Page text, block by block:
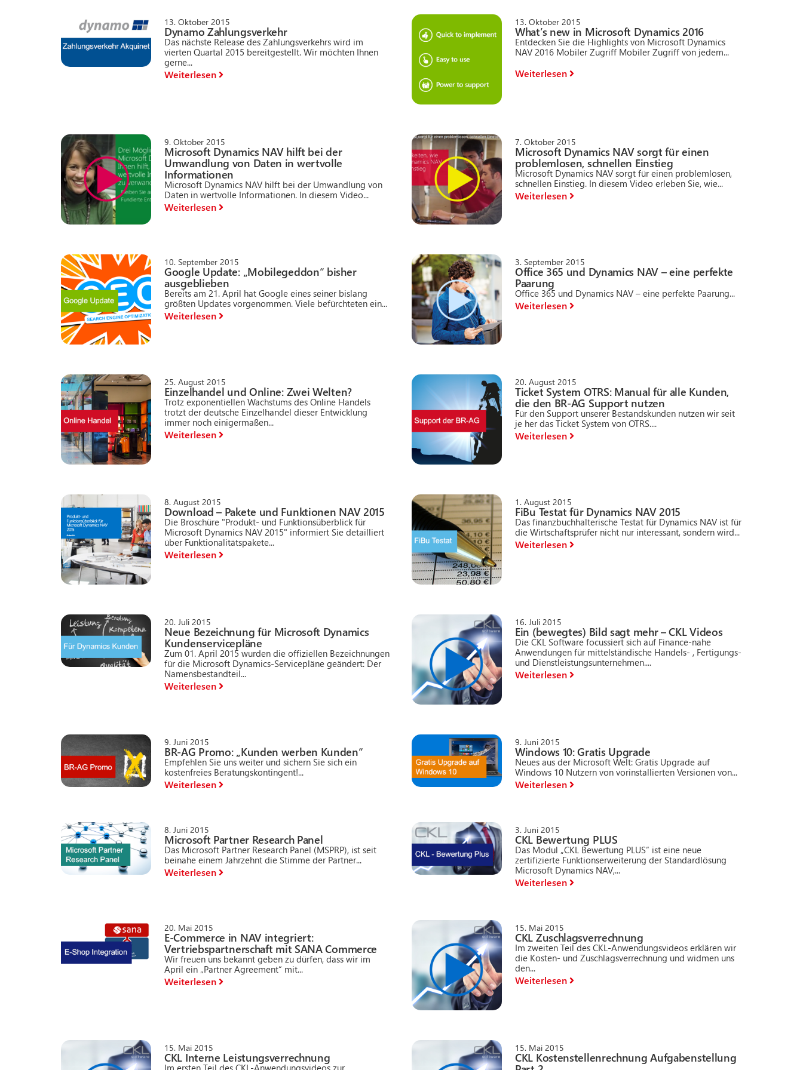
13. Oktober 2015
Dynamo Zahlungsverkehr
Das nächste Release des Zahlungsverkehrs wird im
vierten Quartal 2015 bereitgestellt. Wir möchten Ihnen
gerne...
Weiterlesen
13. Oktober 2015
What’s new in Microsoft Dynamics 2016
Entdecken Sie die Highlights von Microsoft Dynamics
NAV 2016 Mobiler Zugriff Mobiler Zugriff von jedem...
Weiterlesen
9. Oktober 2015
Microsoft Dynamics NAV hilft bei der
Umwandlung von Daten in wertvolle
Informationen
Microsoft Dynamics NAV hilft bei der Umwandlung von
Daten in wertvolle Informationen. In diesem Video...
Weiterlesen
7. Oktober 2015
Microsoft Dynamics NAV sorgt für einen
problemlosen, schnellen Einstieg
Microsoft Dynamics NAV sorgt für einen problemlosen,
schnellen Einstieg. In diesem Video erleben Sie, wie...
Weiterlesen
10. September 2015
Google Update: „Mobilegeddon“ bisher
ausgeblieben
Bereits am 21. April hat Google eines seiner bislang
größten Updates vorgenommen. Viele befürchteten ein...
Weiterlesen
3. September 2015
Office 365 und Dynamics NAV – eine perfekte
Paarung
Office 365 und Dynamics NAV – eine perfekte Paarung...
Weiterlesen
25. August 2015
Einzelhandel und Online: Zwei Welten?
Trotz exponentiellen Wachstums des Online Handels
trotzt der deutsche Einzelhandel dieser Entwicklung
immer noch einigermaßen...
Weiterlesen
20. August 2015
Ticket System OTRS: Manual für alle Kunden,
die den BR-AG Support nutzen
Für den Support unserer Bestandskunden nutzen wir seit
je her das Ticket System von OTRS....
Weiterlesen
8. August 2015
Download – Pakete und Funktionen NAV 2015
Die Broschüre "Produkt- und Funktionsüberblick für
Microsoft Dynamics NAV 2015" informiert Sie detailliert
über Funktionalitätspakete...
Weiterlesen
1. August 2015
FiBu Testat für Dynamics NAV 2015
Das finanzbuchhalterische Testat für Dynamics NAV ist für
die Wirtschaftsprüfer nicht nur interessant, sondern wird...
Weiterlesen
20. Juli 2015
Neue Bezeichnung für Microsoft Dynamics
Kundenservicepläne
Zum 01. April 2015 wurden die offiziellen Bezeichnungen
für die Microsoft Dynamics-Servicepläne geändert: Der
Namensbestandteil...
Weiterlesen
16. Juli 2015
Ein (bewegtes) Bild sagt mehr – CKL Videos
Die CKL Software focussiert sich auf Finance-nahe
Anwendungen für mittelständische Handels- , Fertigungs-
und Dienstleistungsunternehmen....
Weiterlesen
9. Juni 2015
BR-AG Promo: „Kunden werben Kunden“
Empfehlen Sie uns weiter und sichern Sie sich ein
kostenfreies Beratungskontingent!...
Weiterlesen
9. Juni 2015
Windows 10: Gratis Upgrade
Neues aus der Microsoft Welt: Gratis Upgrade auf
Windows 10 Nutzern von vorinstallierten Versionen von...
Weiterlesen
8. Juni 2015
Microsoft Partner Research Panel
Das Microsoft Partner Research Panel (MSPRP), ist seit
beinahe einem Jahrzehnt die Stimme der Partner...
Weiterlesen
3. Juni 2015
CKL Bewertung PLUS
Das Modul „CKL Bewertung PLUS“ ist eine neue
zertifizierte Funktionserweiterung der Standardlösung
Microsoft Dynamics NAV,...
Weiterlesen
20. Mai 2015
E-Commerce in NAV integriert:
Vertriebspartnerschaft mit SANA Commerce
Wir freuen uns bekannt geben zu dürfen, dass wir im
April ein „Partner Agreement“ mit...
Weiterlesen
15. Mai 2015
CKL Zuschlagsverrechnung
Im zweiten Teil des CKL-Anwendungsvideos erklären wir
die Kosten- und Zuschlagsverrechnung und widmen uns
den...
Weiterlesen
15. Mai 2015
CKL Interne Leistungsverrechnung
15. Mai 2015
CKL Kostenstellenrechnung Aufgabenstellung